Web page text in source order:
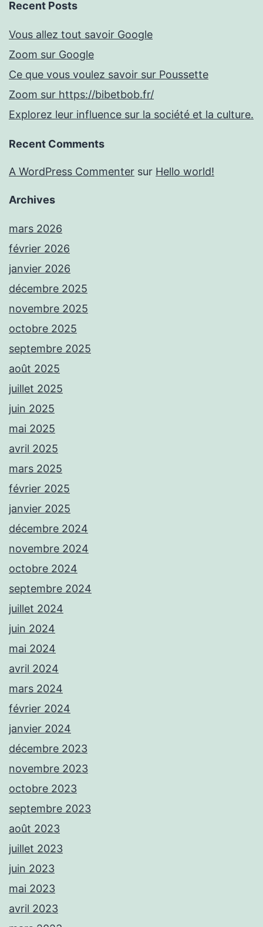
Recent Posts
Vous allez tout savoir Google
Zoom sur Google
Ce que vous voulez savoir sur Poussette
Zoom sur https://bibetbob.fr/
Explorez leur influence sur la société et la culture.
Recent Comments
A WordPress Commenter sur Hello world!
Archives
mars 2026
février 2026
janvier 2026
décembre 2025
novembre 2025
octobre 2025
septembre 2025
août 2025
juillet 2025
juin 2025
mai 2025
avril 2025
mars 2025
février 2025
janvier 2025
décembre 2024
novembre 2024
octobre 2024
septembre 2024
juillet 2024
juin 2024
mai 2024
avril 2024
mars 2024
février 2024
janvier 2024
décembre 2023
novembre 2023
octobre 2023
septembre 2023
août 2023
juillet 2023
juin 2023
mai 2023
avril 2023